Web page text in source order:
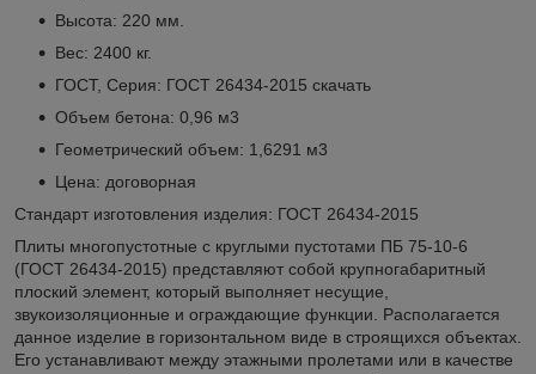
Высота: 220 мм.
Вес: 2400 кг.
ГОСТ, Серия: ГОСТ 26434-2015 скачать
Объем бетона: 0,96 м3
Геометрический объем: 1,6291 м3
Цена: договорная
Стандарт изготовления изделия: ГОСТ 26434-2015
Плиты многопустотные с круглыми пустотами ПБ 75-10-6
(ГОСТ 26434-2015) представляют собой крупногабаритный
плоский элемент, который выполняет несущие,
звукоизоляционные и ограждающие функции. Располагается
данное изделие в горизонтальном виде в строящихся объектах.
Его устанавливают между этажными пролетами или в качестве